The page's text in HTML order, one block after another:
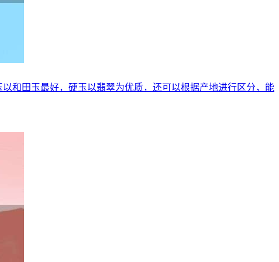
和田玉最好，硬玉以翡翠为优质，还可以根据产地进行区分，能